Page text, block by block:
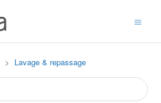
Lavage & repassage